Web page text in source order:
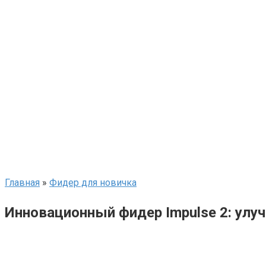
Главная » Фидер для новичка
Инновационный фидер Impulse 2: